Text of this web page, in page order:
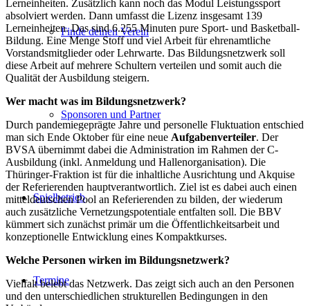
Finde deinen Verein
Sponsoren und Partner
Spielbetrieb
Termine
Lerneinheiten. Zusätzlich kann noch das Modul Leistungssport
absolviert werden. Dann umfasst die Lizenz insgesamt 139
Lerneinheiten. Das sind 6.255 Minuten pure Sport- und Basketball-
Bildung. Eine Menge Stoff und viel Arbeit für ehrenamtliche
Vorstandsmitglieder oder Lehrwarte. Das Bildungsnetzwerk soll
diese Arbeit auf mehrere Schultern verteilen und somit auch die
Qualität der Ausbildung steigern.
Wer macht was im Bildungsnetzwerk?
Durch pandemiegeprägte Jahre und personelle Fluktuation entschied
man sich Ende Oktober für eine neue Aufgabenverteiler. Der
BVSA übernimmt dabei die Administration im Rahmen der C-
Ausbildung (inkl. Anmeldung und Hallenorganisation). Die
Thüringer-Fraktion ist für die inhaltliche Ausrichtung und Akquise
der Referierenden hauptverantwortlich. Ziel ist es dabei auch einen
mitteldeutschen Pool an Referierenden zu bilden, der wiederum
auch zusätzliche Vernetzungspotentiale entfalten soll. Die BBV
kümmert sich zunächst primär um die Öffentlichkeitsarbeit und
konzeptionelle Entwicklung eines Kompaktkurses.
Welche Personen wirken im Bildungsnetzwerk?
Vielfalt belebt das Netzwerk. Das zeigt sich auch an den Personen
und den unterschiedlichen strukturellen Bedingungen in den